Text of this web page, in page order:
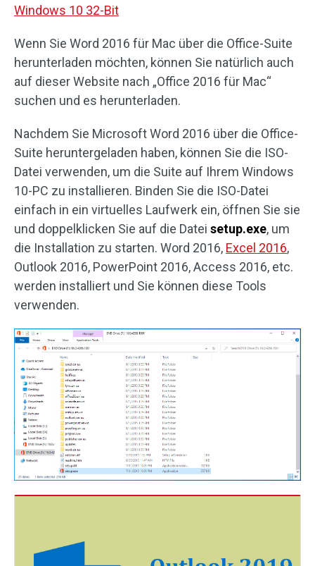
Windows 10 32-Bit
Wenn Sie Word 2016 für Mac über die Office-Suite
herunterladen möchten, können Sie natürlich auch
auf dieser Website nach „Office 2016 für Mac“
suchen und es herunterladen.
Nachdem Sie Microsoft Word 2016 über die Office-
Suite heruntergeladen haben, können Sie die ISO-
Datei verwenden, um die Suite auf Ihrem Windows
10-PC zu installieren. Binden Sie die ISO-Datei
einfach in ein virtuelles Laufwerk ein, öffnen Sie sie
und doppelklicken Sie auf die Datei setup.exe, um
die Installation zu starten. Word 2016, Excel 2016,
Outlook 2016, PowerPoint 2016, Access 2016, etc.
werden installiert und Sie können diese Tools
verwenden.